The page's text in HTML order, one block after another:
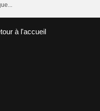
à l'accueil